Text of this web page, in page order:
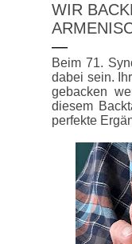
WIR
Beim 71.
dabei sein.
gebacken
diesem
perfekte